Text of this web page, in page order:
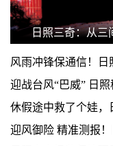
日照三奇：从
风雨冲锋保通信！日
迎战台风“巴威” 日
休假途中救了个娃，
迎风御险 精准测报